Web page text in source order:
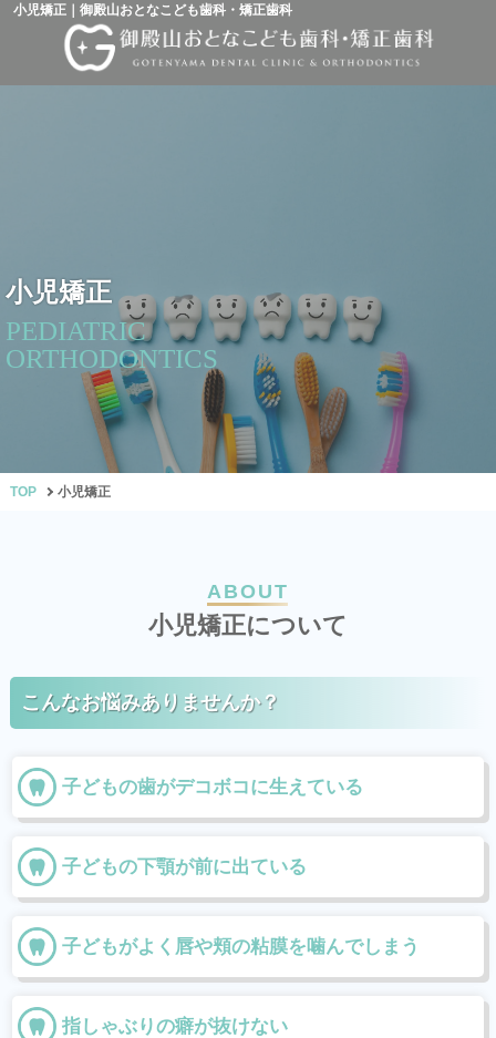
小児矯正｜御殿山おとなこども歯科・矯正歯科
小児矯正
PEDIATRIC
ORTHODONTICS
TOP 小児矯正
ABOUT
小児矯正について
こんなお悩みありませんか？
子どもの歯がデコボコに生えている
子どもの下顎が前に出ている
子どもがよく唇や頬の粘膜を噛んでしまう
指しゃぶりの癖が抜けない